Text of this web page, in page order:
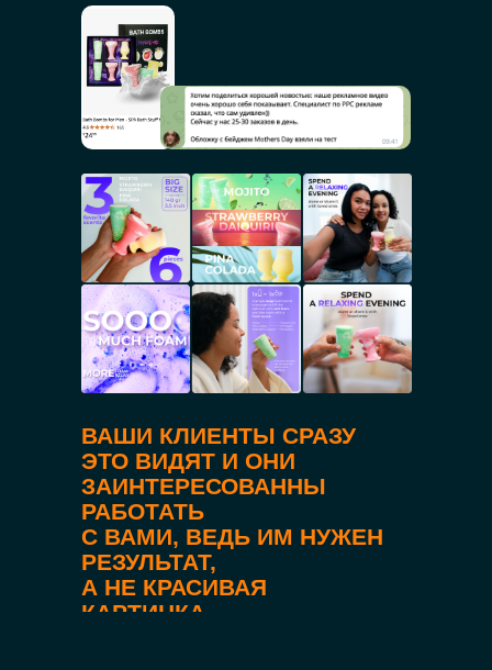
ВАШИ КЛИЕНТЫ СРАЗУ
ЭТО ВИДЯТ И ОНИ
ЗАИНТЕРЕСОВАННЫ
РАБОТАТЬ
С ВАМИ, ВЕДЬ ИМ НУЖЕН
РЕЗУЛЬТАТ,
А НЕ КРАСИВАЯ
КАРТИНКА